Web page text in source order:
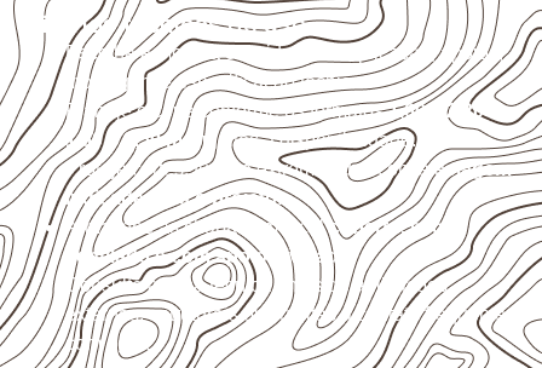
Critérios técnicos de uso
Escolha a medida considerando aplicação, apoios,
montagem e especificação técnica.
Planeje o corte conforme os formatos1,60 × 2,20 m e
1,60 × 2,50 m, sujeitos à disponibilidade.
Proteja cortes, furos e extremidades com aselagem
indicada para o projeto.
Armazene as chapas em localcoberto, seco,
ventilado e com apoio nivelado
Consulte a ficha técnica antes de aplicações
externas, estruturais ou sujeitas a contato frequente
com água.